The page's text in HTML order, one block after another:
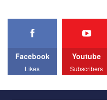
We appeal to your support
All you have to do is to press
Эмоционально сильный
Facebook
Likes
Youtube
Subscribers